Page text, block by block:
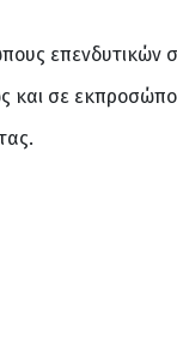
επενδυτικών
και σε